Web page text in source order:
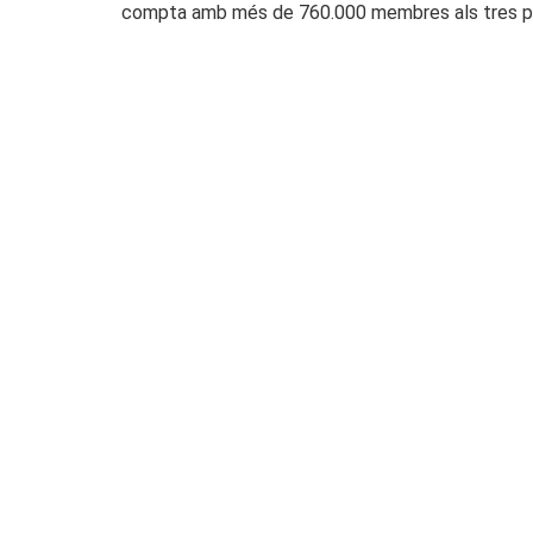
compta amb més de 760.000 membres als tres